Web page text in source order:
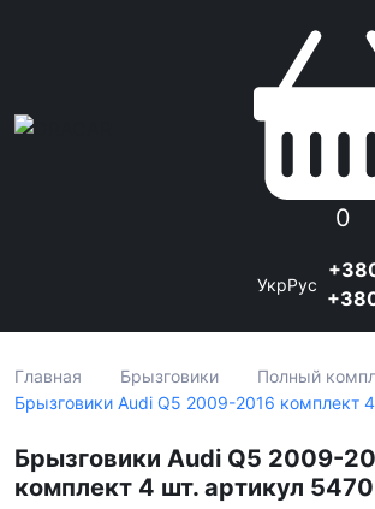
0
УкрРус
Главная Брызговики
Полный
Брызговики Audi Q5 2009-2016 комплект
Брызговики Audi Q5 2009-
комплект 4 шт. артикул 5470